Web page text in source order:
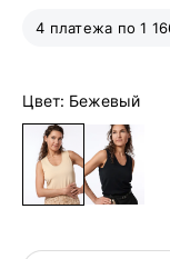
4 платежа по 1
Цвет: Бежевый